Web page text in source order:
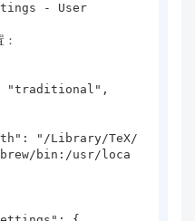
- User
bin:/usr/loca